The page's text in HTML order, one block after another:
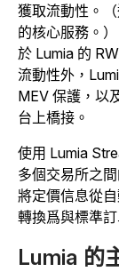
獲取流動性。
的核心服務。
於 Lumia 的
流動性外，
MEV 保護，以
台上橋接。
使用 Lumia
多個交易所之
將定價信息從
轉換爲與標準
Lumia 的